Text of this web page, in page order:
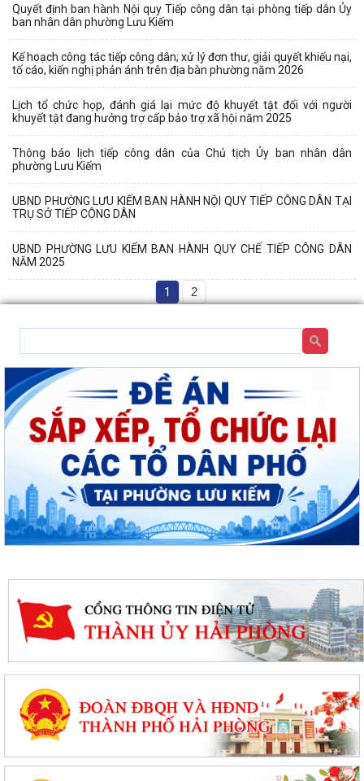
Quyết định ban hành Nội quy Tiếp công dân tại phòng tiếp dân Ủy
ban nhân dân phường Lưu Kiếm
Kế hoạch công tác tiếp công dân; xử lý đơn thư, giải quyết khiếu nại,
tố cáo, kiến nghị phản ánh trên địa bàn phường năm 2026
Lịch tổ chức họp, đánh giá lại mức độ khuyết tật đối với người
khuyết tật đang hưởng trợ cấp bảo trợ xã hội năm 2025
Thông báo lịch tiếp công dân của Chủ tịch Ủy ban nhân dân
phường Lưu Kiếm
UBND PHƯỜNG LƯU KIẾM BAN HÀNH NỘI QUY TIẾP CÔNG DÂN TẠI
TRỤ SỞ TIẾP CÔNG DÂN
UBND PHƯỜNG LƯU KIẾM BAN HÀNH QUY CHẾ TIẾP CÔNG DÂN
NĂM 2025
1 2